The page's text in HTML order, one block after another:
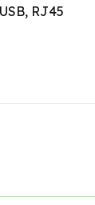
RJ45